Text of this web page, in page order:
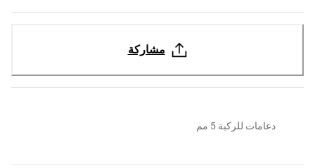
مشاركة
دعامات للركبة 5 مم